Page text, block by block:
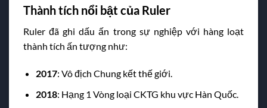
Thành tích nổi bật của Ruler
Ruler đã ghi dấu ấn trong sự nghiệp với hàng loạt
thành tích ấn tượng như:
2017: Vô địch Chung kết thế giới.
2018: Hạng 1 Vòng loại CKTG khu vực Hàn Quốc.